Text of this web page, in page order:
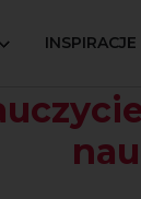
INSPIRACJE